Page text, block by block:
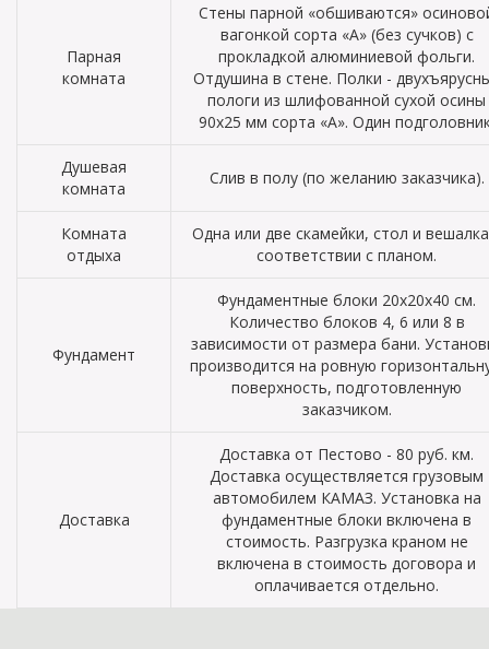
Парная
комната
Стены парной «обшиваются»
вагонкой сорта «А» (без сучков) с
прокладкой алюминиевой фольги.
Отдушина в стене. Полки -
пологи из шлифованной сухой осины
90х25 мм сорта «А». Один
Душевая
комната
Слив в полу (по желанию заказчика).
Комната
отдыха
Одна или две скамейки, стол и
соответствии с планом.
Фундамент
Фундаментные блоки 20х20х40 см.
Количество блоков 4, 6 или 8 в
зависимости от размера бани.
производится на ровную
поверхность, подготовленную
заказчиком.
Доставка
Доставка от Пестово - 80 руб. км.
Доставка осуществляется грузовым
автомобилем КАМАЗ. Установка на
фундаментные блоки включена в
стоимость. Разгрузка краном не
включена в стоимость договора и
оплачивается отдельно.